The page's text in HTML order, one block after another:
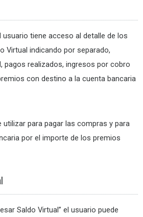
usuario tiene acceso al detalle de los
Virtual indicando por separado,
pagos realizados, ingresos por cobro
con destino a la cuenta bancaria
utilizar para pagar las compras y para
por el importe de los premios
Saldo Virtual” el usuario puede